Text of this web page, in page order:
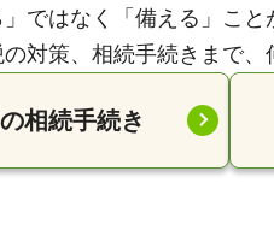
ではなく「備える」こと
対策、相続手続きまで、
相続手続き